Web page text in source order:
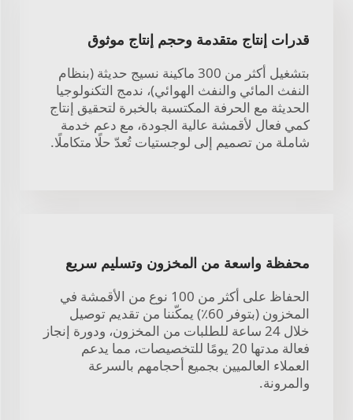
قدرات إنتاج متقدمة وحجم إنتاج موثوق
بتشغيل أكثر من 300 ماكينة نسيج حديثة (بنظام
النفث المائي والنفث الهوائي)، ندمج التكنولوجيا
الحديثة مع الحرفة المكتسبة بالخبرة لتحقيق إنتاج
كمي فعال لأقمشة عالية الجودة، مع دعم خدمة
شاملة من تصميم إلى لوجستيات تُعدّ حلًا متكاملًا.
محفظة واسعة من المخزون وتسليم سريع
الحفاظ على أكثر من 100 نوع من الأقمشة في
المخزون (بتوفر 60٪) يمكّننا من تقديم توصيل
خلال 24 ساعة للطلبات من المخزون، ودورة إنجاز
فعالة مدتها 20 يومًا للتخصيصات، مما يدعم
العملاء العالميين بجميع أحجامهم بالسرعة
والمرونة.